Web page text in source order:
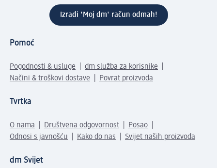
Izradi 'Moj dm' račun odmah!
Pomoć
Pogodnosti & usluge
dm služba za korisnike
Načini & troškovi dostave
Povrat proizvoda
Tvrtka
O nama Društvena odgovornost
Posao
Odnosi s javnošću
Kako do nas Svijet naših proizvoda
dm Svijet